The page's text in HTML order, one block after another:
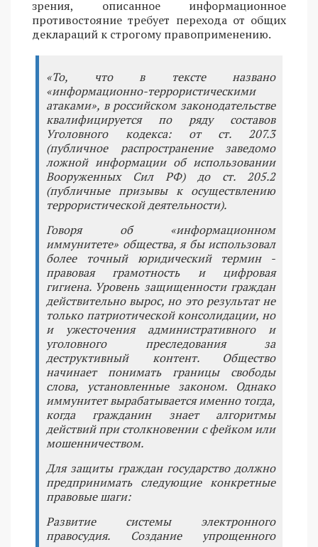
зрения, описанное информационное
противостояние требует перехода от общих
деклараций к строгому правоприменению.
«То, что в тексте названо
«информационно-террористическими
атаками», в российском законодательстве
квалифицируется по ряду составов
Уголовного кодекса: от ст. 207.3
(публичное распространение заведомо
ложной информации об использовании
Вооруженных Сил РФ) до ст. 205.2
(публичные призывы к осуществлению
террористической деятельности).
Говоря об «информационном
иммунитете» общества, я бы использовал
более точный юридический термин -
правовая грамотность и цифровая
гигиена. Уровень защищенности граждан
действительно вырос, но это результат не
только патриотической консолидации, но
и ужесточения административного и
уголовного преследования за
деструктивный контент. Общество
начинает понимать границы свободы
слова, установленные законом. Однако
иммунитет вырабатывается именно тогда,
когда гражданин знает алгоритмы
действий при столкновении с фейком или
мошенничеством.
Для защиты граждан государство должно
предпринимать следующие конкретные
правовые шаги:
Развитие системы электронного
правосудия. Создание упрощенного